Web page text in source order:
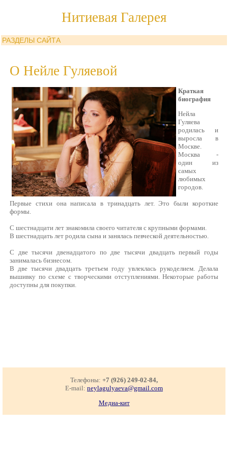
Нитиевая Галерея
РАЗДЕЛЫ САЙТА
О Нейле Гуляевой
Краткая
биография
Нейла
Гуляева
родилась и
выросла в
Москве.
Москва -
один из
самых
любимых
городов.
Первые стихи она написала в тринадцать лет. Это были короткие
формы.
С шестнадцати лет знакомила своего читателя с крупными формами.
В шестнадцать лет родила сына и занялась певческой деятельностью.
С две тысячи двенадцатого по две тысячи двадцать первый годы
занималась бизнесом.
В две тысячи двадцать третьем году увлеклась рукоделием. Делала
вышивку по схеме с творческими отступлениями. Некоторые работы
доступны для покупки.
Телефоны: +7 (926) 249-02-84,
E-mail: neylagulyaeva@gmail.com
Медиа-кит